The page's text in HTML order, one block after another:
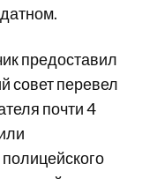
предоставил
совет перевел
почти 4